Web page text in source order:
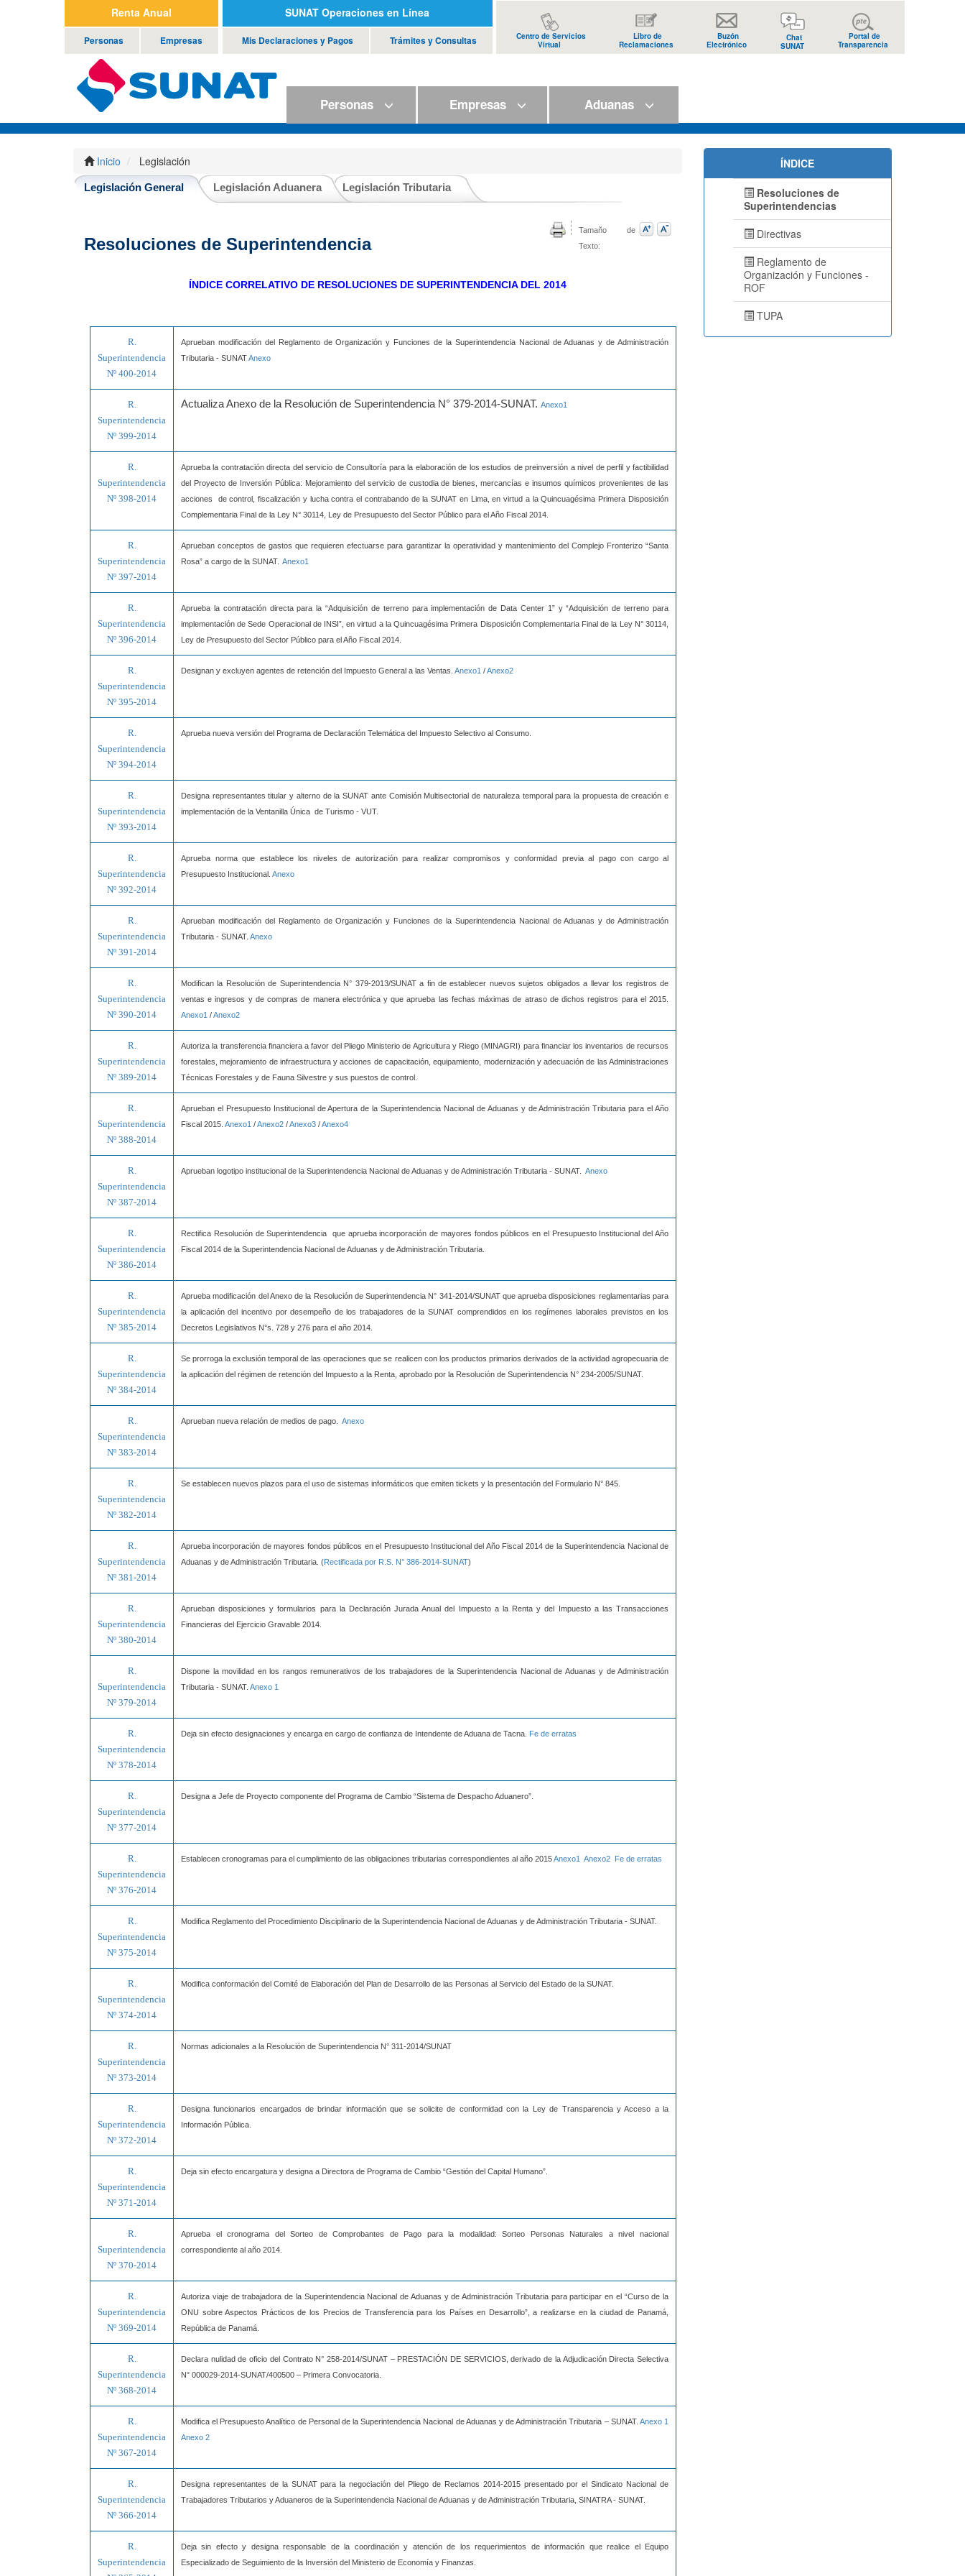
Renta Anual
Personas Empresas
SUNAT Operaciones en Línea
Mis Declaraciones y Pagos Trámites y Consultas
Centro de Servicios
Virtual
Libro de
Reclamaciones
Buzón
Electrónico
Chat
SUNAT
Portal de
Transparencia
Personas Empresas Aduanas
Inicio Legislación
Legislación General Legislación Aduanera Legislación Tributaria
Tamaño de
Texto:
Resoluciones de Superintendencia
ÍNDICE CORRELATIVO DE RESOLUCIONES DE SUPERINTENDENCIA DEL 2014
R.
Superintendencia
Nº 400-2014
Aprueban modificación del Reglamento de Organización y Funciones de la Superintendencia Nacional de Aduanas y de Administración
Tributaria - SUNATAnexo
R.
Superintendencia
Nº 399-2014
Actualiza Anexo de la Resolución de Superintendencia N° 379-2014-SUNAT. Anexo1
R.
Superintendencia
Nº 398-2014
Aprueba la contratación directa del servicio de Consultoría para la elaboración de los estudios de preinversión a nivel de perfil y factibilidad
del Proyecto de Inversión Pública: Mejoramiento del servicio de custodia de bienes, mercancías e insumos químicos provenientes de las
acciones de control, fiscalización y lucha contra el contrabando de la SUNAT en Lima, en virtud a la Quincuagésima Primera Disposición
Complementaria Final de la Ley N° 30114, Ley de Presupuesto del Sector Público para el Año Fiscal 2014.
R.
Superintendencia
Nº 397-2014
Aprueban conceptos de gastos que requieren efectuarse para garantizar la operatividad y mantenimiento del Complejo Fronterizo “Santa
Rosa” a cargo de la SUNAT. Anexo1
R.
Superintendencia
Nº 396-2014
Aprueba la contratación directa para la “Adquisición de terreno para implementación de Data Center 1” y “Adquisición de terreno para
implementación de Sede Operacional de INSI”, en virtud a la Quincuagésima Primera Disposición Complementaria Final de la Ley N° 30114,
Ley de Presupuesto del Sector Público para el Año Fiscal 2014.
R.
Superintendencia
Nº 395-2014
Designan y excluyen agentes de retención del Impuesto General a las Ventas. Anexo1 /Anexo2
R.
Superintendencia
Nº 394-2014
Aprueba nueva versión del Programa de Declaración Telemática del Impuesto Selectivo al Consumo.
R.
Superintendencia
Nº 393-2014
Designa representantes titular y alterno de la SUNAT ante Comisión Multisectorial de naturaleza temporal para la propuesta de creación e
implementación de la Ventanilla Única de Turismo - VUT.
R.
Superintendencia
Nº 392-2014
Aprueba norma que establece los niveles de autorización para realizar compromisos y conformidad previa al pago con cargo al
Presupuesto Institucional. Anexo
R.
Superintendencia
Nº 391-2014
Aprueban modificación del Reglamento de Organización y Funciones de la Superintendencia Nacional de Aduanas y de Administración
Tributaria - SUNAT. Anexo
R.
Superintendencia
Nº 390-2014
Modifican la Resolución de Superintendencia N° 379-2013/SUNAT a fin de establecer nuevos sujetos obligados a llevar los registros de
ventas e ingresos y de compras de manera electrónica y que aprueba las fechas máximas de atraso de dichos registros para el 2015.
Anexo1 /Anexo2
R.
Superintendencia
Nº 389-2014
Autoriza la transferencia financiera a favor del Pliego Ministerio de Agricultura y Riego (MINAGRI) para financiar los inventarios de recursos
forestales, mejoramiento de infraestructura y acciones de capacitación, equipamiento, modernización y adecuación de las Administraciones
Técnicas Forestales y de Fauna Silvestre y sus puestos de control.
R.
Superintendencia
Nº 388-2014
Aprueban el Presupuesto Institucional de Apertura de la Superintendencia Nacional de Aduanas y de Administración Tributaria para el Año
Fiscal 2015. Anexo1 /Anexo2 /Anexo3 /Anexo4
R.
Superintendencia
Nº 387-2014
Aprueban logotipo institucional de la Superintendencia Nacional de Aduanas y de Administración Tributaria - SUNAT. Anexo
R.
Superintendencia
Nº 386-2014
Rectifica Resolución de Superintendencia que aprueba incorporación de mayores fondos públicos en el Presupuesto Institucional del Año
Fiscal 2014 de la Superintendencia Nacional de Aduanas y de Administración Tributaria.
R.
Superintendencia
Nº 385-2014
Aprueba modificación del Anexo de la Resolución de Superintendencia N° 341-2014/SUNAT que aprueba disposiciones reglamentarias para
la aplicación del incentivo por desempeño de los trabajadores de la SUNAT comprendidos en los regímenes laborales previstos en los
Decretos Legislativos N°s. 728 y 276 para el año 2014.
R.
Superintendencia
Nº 384-2014
Se prorroga la exclusión temporal de las operaciones que se realicen con los productos primarios derivados de la actividad agropecuaria de
la aplicación del régimen de retención del Impuesto a la Renta, aprobado por la Resolución de Superintendencia N° 234-2005/SUNAT.
R.
Superintendencia
Nº 383-2014
Aprueban nueva relación de medios de pago. Anexo
R.
Superintendencia
Nº 382-2014
Se establecen nuevos plazos para el uso de sistemas informáticos que emiten tickets y la presentación del Formulario N° 845.
R.
Superintendencia
Nº 381-2014
Aprueba incorporación de mayores fondos públicos en el Presupuesto Institucional del Año Fiscal 2014 de la Superintendencia Nacional de
Aduanas y de Administración Tributaria. (Rectificada por R.S. N° 386-2014-SUNAT)
R.
Superintendencia
Nº 380-2014
Aprueban disposiciones y formularios para la Declaración Jurada Anual del Impuesto a la Renta y del Impuesto a las Transacciones
Financieras del Ejercicio Gravable 2014.
R.
Superintendencia
Nº 379-2014
Dispone la movilidad en los rangos remunerativos de los trabajadores de la Superintendencia Nacional de Aduanas y de Administración
Tributaria - SUNAT. Anexo 1
R.
Superintendencia
Nº 378-2014
Deja sin efecto designaciones y encarga en cargo de confianza de Intendente de Aduana de Tacna. Fe de erratas
R.
Superintendencia
Nº 377-2014
Designa a Jefe de Proyecto componente del Programa de Cambio “Sistema de Despacho Aduanero”.
R.
Superintendencia
Nº 376-2014
Establecen cronogramas para el cumplimiento de las obligaciones tributarias correspondientes al año 2015Anexo1 Anexo2 Fe de erratas
R.
Superintendencia
Nº 375-2014
Modifica Reglamento del Procedimiento Disciplinario de la Superintendencia Nacional de Aduanas y de Administración Tributaria - SUNAT.
R.
Superintendencia
Nº 374-2014
Modifica conformación del Comité de Elaboración del Plan de Desarrollo de las Personas al Servicio del Estado de la SUNAT.
R.
Superintendencia
Nº 373-2014
Normas adicionales a la Resolución de Superintendencia N° 311-2014/SUNAT
R.
Superintendencia
Nº 372-2014
Designa funcionarios encargados de brindar información que se solicite de conformidad con la Ley de Transparencia y Acceso a la
Información Pública.
R.
Superintendencia
Nº 371-2014
Deja sin efecto encargatura y designa a Directora de Programa de Cambio “Gestión del Capital Humano”.
R.
Superintendencia
Nº 370-2014
Aprueba el cronograma del Sorteo de Comprobantes de Pago para la modalidad: Sorteo Personas Naturales a nivel nacional
correspondiente al año 2014.
R.
Superintendencia
Nº 369-2014
Autoriza viaje de trabajadora de la Superintendencia Nacional de Aduanas y de Administración Tributaria para participar en el “Curso de la
ONU sobre Aspectos Prácticos de los Precios de Transferencia para los Países en Desarrollo”, a realizarse en la ciudad de Panamá,
República de Panamá.
R.
Superintendencia
Nº 368-2014
Declara nulidad de oficio del Contrato N° 258-2014/SUNAT – PRESTACIÓN DE SERVICIOS, derivado de la Adjudicación Directa Selectiva
N° 000029-2014-SUNAT/400500 – Primera Convocatoria.
R.
Superintendencia
Nº 367-2014
Modifica el Presupuesto Analítico de Personal de la Superintendencia Nacional de Aduanas y de Administración Tributaria – SUNAT. Anexo 1
Anexo 2
R.
Superintendencia
Nº 366-2014
Designa representantes de la SUNAT para la negociación del Pliego de Reclamos 2014-2015 presentado por el Sindicato Nacional de
Trabajadores Tributarios y Aduaneros de la Superintendencia Nacional de Aduanas y de Administración Tributaria, SINATRA - SUNAT.
R.
Superintendencia
Deja sin efecto y designa responsable de la coordinación y atención de los requerimientos de información que realice el Equipo
Especializado de Seguimiento de la Inversión del Ministerio de Economía y Finanzas.
ÍNDICE
Resoluciones de
Superintendencias
Directivas
Reglamento de
Organización y Funciones -
ROF
TUPA